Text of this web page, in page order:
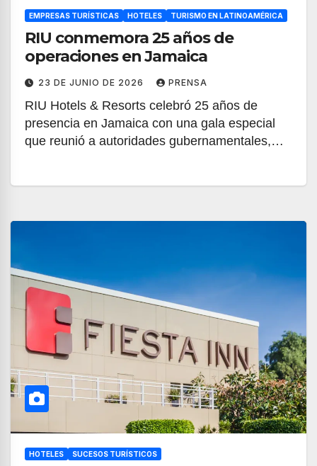
EMPRESAS TURÍSTICAS HOTELES TURISMO EN LATINOAMÉRICA
RIU conmemora 25 años de
operaciones en Jamaica
23 DE JUNIO DE 2026 PRENSA
RIU Hotels & Resorts celebró 25 años de
presencia en Jamaica con una gala especial
que reunió a autoridades gubernamentales,…
HOTELES SUCESOS TURÍSTICOS